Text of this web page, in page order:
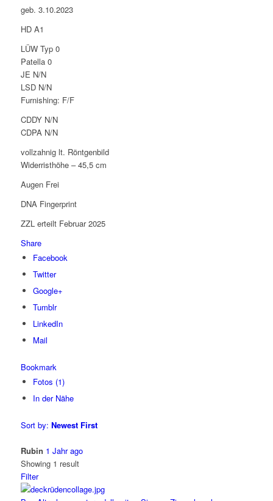
geb. 3.10.2023
HD A1
LÜW Typ 0
Patella 0
JE N/N
LSD N/N
Furnishing: F/F
CDDY N/N
CDPA N/N
vollzahnig lt. Röntgenbild
Widerristhöhe – 45,5 cm
Augen Frei
DNA Fingerprint
ZZL erteilt Februar 2025
Share
Facebook
Twitter
Google+
Tumblr
LinkedIn
Mail
Bookmark
Fotos (1)
In der Nähe
Sort by: Newest First
Rubin 1 Jahr ago
Showing 1 result
Filter